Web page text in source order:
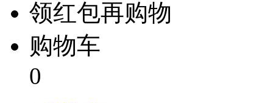
领红包再购物
购物车
0